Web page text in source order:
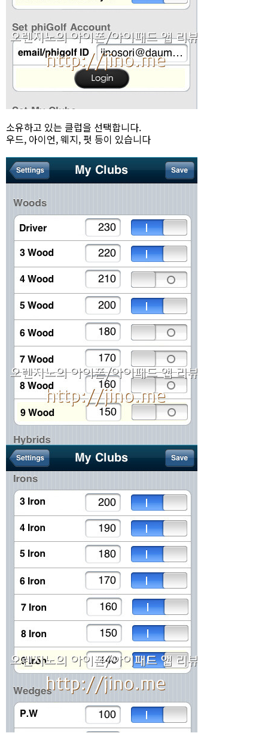
소유하고 있는 클럽을 선택합니다.
우드, 아이언, 웨지, 펏 등이 있습니다